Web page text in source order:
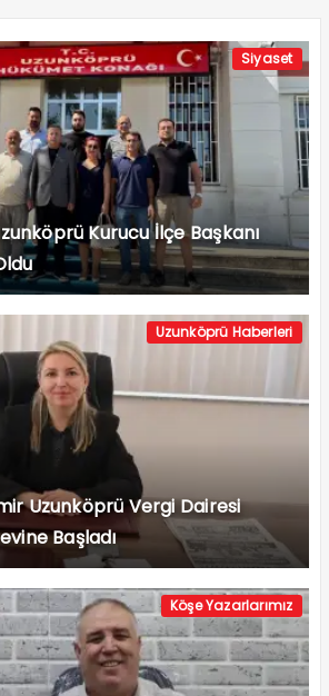
Siyaset
Kurucu İlçe Başkanı
Uzunköprü Haberleri
Uzunköprü Vergi Dairesi
Başladı
Köşe Yazarlarımız